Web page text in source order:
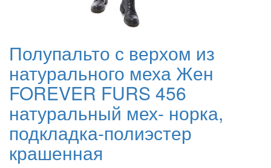
Полупальто с верхом из
натурального меха Жен
FOREVER FURS 456
натуральный мех- норка,
подкладка-полиэстер
крашенная